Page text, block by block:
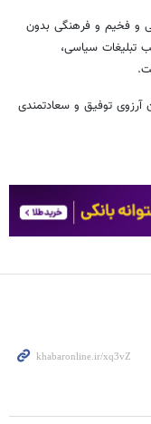
و فخیم و فرهنگی بدون
تبلیغات سیاسی،
آرزوی توفیق و سعادتمندی